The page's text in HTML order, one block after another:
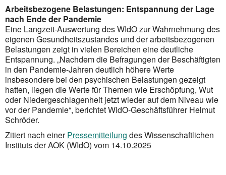
Arbeitsbezogene Belastungen: Entspannung der Lage
nach Ende der Pandemie
Eine Langzeit-Auswertung des WIdO zur Wahrnehmung des
eigenen Gesundheitszustandes und der arbeitsbezogenen
Belastungen zeigt in vielen Bereichen eine deutliche
Entspannung. „Nachdem die Befragungen der Beschäftigten
in den Pandemie-Jahren deutlich höhere Werte
insbesondere bei den psychischen Belastungen gezeigt
hatten, liegen die Werte für Themen wie Erschöpfung, Wut
oder Niedergeschlagenheit jetzt wieder auf dem Niveau wie
vor der Pandemie“, berichtet WIdO-Geschäftsführer Helmut
Schröder.
Zitiert nach einerPressemitteilung des Wissenschaftlichen
Instituts der AOK (WIdO) vom 14.10.2025